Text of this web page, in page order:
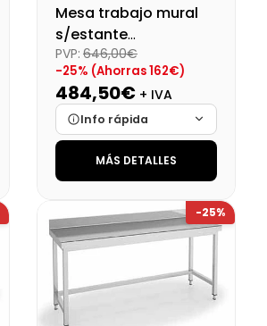
Mesa trabajo mural
s/estante
desmontado
Dim:1900X600X850
Mm
PVP: 646,00€
-25% (Ahorras 162€)
484,50€ + IVA
Info rápida
Marca
Cargando…
DisponibilidadCargando…
Precio final (+21%)
MÁS DETALLES
-25%